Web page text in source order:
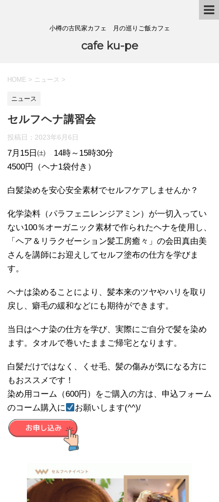
小樽の古民家カフェ 月の巡りご飯カフェ
cafe ku-pe
HOME > ニュース >
ニュース
セルフヘナ講習会
投稿日： 2023年6月6日
7月15日㈯ 14時～15時30分
4500円（ヘナ1袋付き）
白髪染めを安心安全素材でセルフケアしませんか？
化学染料（パラフェニレンジアミン）が一切入ってい
ない100％オーガニック素材で作られたヘナを使用し、
「ヘア＆リラクゼーション髪工房癒々」の会田真由美
さんを講師にお迎えしてセルフ塗布の仕方を学びま
す。
ヘナは染めることにより、髪本来のツヤやハリを取り
戻し、癖毛の緩和などにも期待ができます。
当日はヘナ染の仕方を学び、実際にご自分で髪を染め
ます。タオルで巻いたままご帰宅となります。
白髪だけではなく、くせ毛、髪の傷みが気になる方に
もおススメです！
染め用コーム（600円）をご購入の方は、申込フォーム
のコーム購入に
お願いします(^^)/